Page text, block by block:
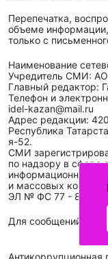
Перепечатка,
объеме
только с
Наименование
Учредитель СМИ:
Главный редактор:
Телефон и
idel-kazan@mail.ru
Адрес редакции:
Республика
я-52.
СМИ
по надзору в сфере
информационных
и массовых
ЭЛ № ФС 77 - 89431
Для сообщений о